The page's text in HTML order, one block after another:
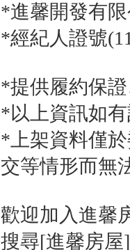
*進馨開發有
*經紀人證號
*提供履約保
*以上資訊如
*上架資料僅
交等情形而無
歡迎加入進馨
搜尋[進馨房屋